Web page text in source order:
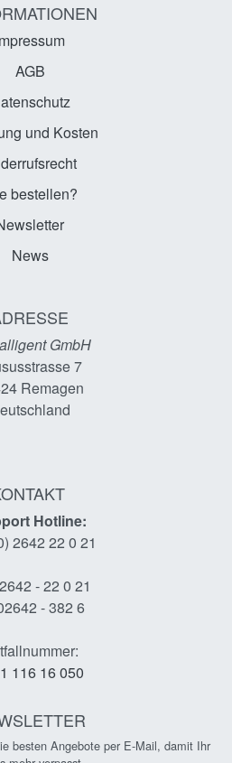
AGB
und Kosten
bestellen?
News
GmbH
7
Remagen
Hotline:
2642 22 0 21
- 22 0 21
- 382 6
116 16 050
besten Angebote per E-Mail, damit Ihr